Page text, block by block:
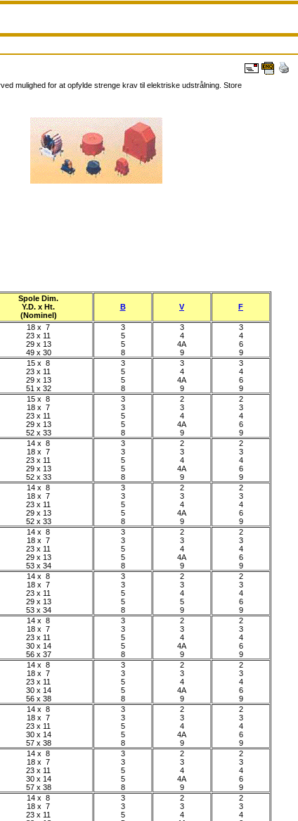
mulighed for at opfylde strenge krav til elektriske udstrålning. Store
Spole Dim.
Y.D. x Ht.
(Nominel)
B V F
18 x 7
23 x 11
29 x 13
49 x 30
3
5
5
8
3
4
4A
9
3
4
6
9
15 x 8
23 x 11
29 x 13
51 x 32
3
5
5
8
3
4
4A
9
3
4
6
9
15 x 8
18 x 7
23 x 11
29 x 13
52 x 33
3
3
5
5
8
2
3
4
4A
9
2
3
4
6
9
14 x 8
18 x 7
23 x 11
29 x 13
52 x 33
3
3
5
5
8
2
3
4
4A
9
2
3
4
6
9
14 x 8
18 x 7
23 x 11
29 x 13
52 x 33
3
3
5
5
8
2
3
4
4A
9
2
3
4
6
9
14 x 8
18 x 7
23 x 11
29 x 13
53 x 34
3
3
5
5
8
2
3
4
4A
9
2
3
4
6
9
14 x 8
18 x 7
23 x 11
29 x 13
53 x 34
3
3
5
5
8
2
3
4
5
9
2
3
4
6
9
14 x 8
18 x 7
23 x 11
30 x 14
56 x 37
3
3
5
5
8
2
3
4
4A
9
2
3
4
6
9
14 x 8
18 x 7
23 x 11
30 x 14
56 x 38
3
3
5
5
8
2
3
4
4A
9
2
3
4
6
9
14 x 8
18 x 7
23 x 11
30 x 14
57 x 38
3
3
5
5
8
2
3
4
4A
9
2
3
4
6
9
14 x 8
18 x 7
23 x 11
30 x 14
57 x 38
3
3
5
5
8
2
3
4
4A
9
2
3
4
6
9
14 x 8
18 x 7
23 x 11
3
3
5
2
3
4
2
3
4